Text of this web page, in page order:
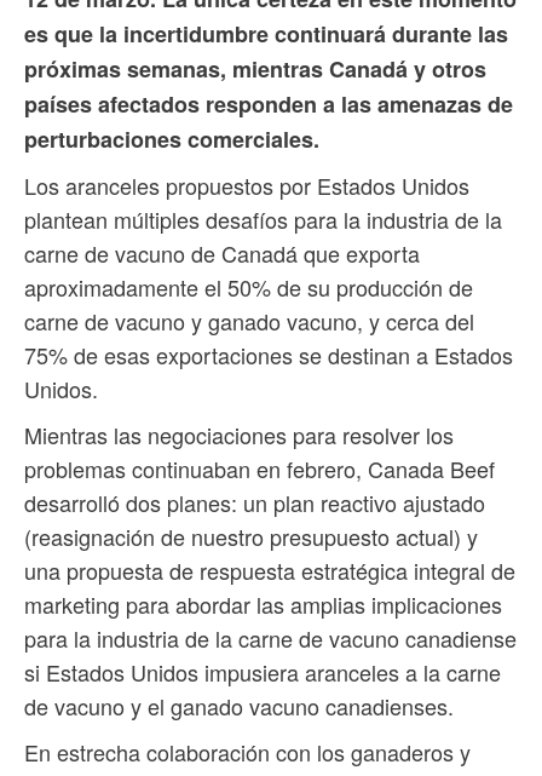
es que la incertidumbre continuará durante las
próximas semanas, mientras Canadá y otros
países afectados responden a las amenazas de
perturbaciones comerciales.
Los aranceles propuestos por Estados Unidos
plantean múltiples desafíos para la industria de la
carne de vacuno de Canadá que exporta
aproximadamente el 50% de su producción de
carne de vacuno y ganado vacuno, y cerca del
75% de esas exportaciones se destinan a Estados
Unidos.
Mientras las negociaciones para resolver los
problemas continuaban en febrero, Canada Beef
desarrolló dos planes: un plan reactivo ajustado
(reasignación de nuestro presupuesto actual) y
una propuesta de respuesta estratégica integral de
marketing para abordar las amplias implicaciones
para la industria de la carne de vacuno canadiense
si Estados Unidos impusiera aranceles a la carne
de vacuno y el ganado vacuno canadienses.
En estrecha colaboración con los ganaderos y